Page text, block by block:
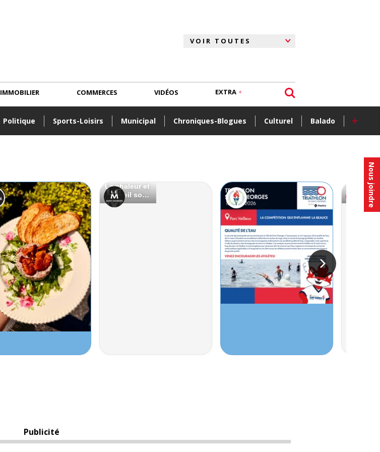
Nous joindre
Politique Sports-Loisirs Municipal Chroniques-Blogues Culturel Balado +
IMMOBILIER COMMERCES VIDÉOS EXTRA
Publicité